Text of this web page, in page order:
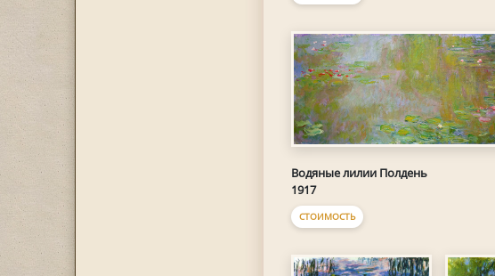
Водяные лилии Полдень
1917
СТОИМОСТЬ